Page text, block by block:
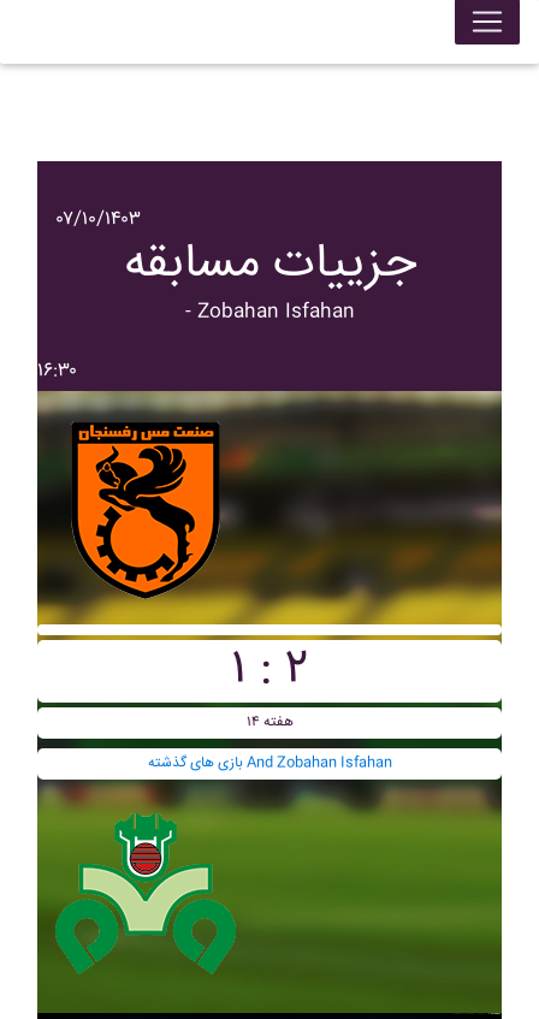
۰۷/۱۰/۱۴۰۳
جزییات مسابقه
- Zobahan Isfahan
۱۶:۳۰
۱ : ۲
هفته ۱۴
بازی های گذشته And Zobahan Isfahan